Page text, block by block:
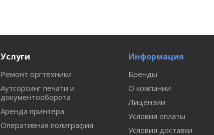
Услуги
Ремонт оргтехники
Аутсорсинг печати и
документооборота
Аренда принтера
Оперативная полиграфия
Информация
Бренды
О компании
Лицензии
Условия оплаты
Условия доставки